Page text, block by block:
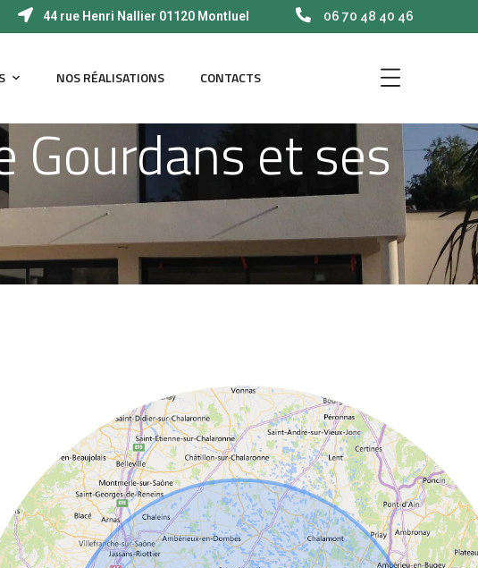
44 rue Henri Nallier 01120 Montluel 06 70 48 40 46
NOS RÉALISATIONS CONTACTS
Gourdans et ses